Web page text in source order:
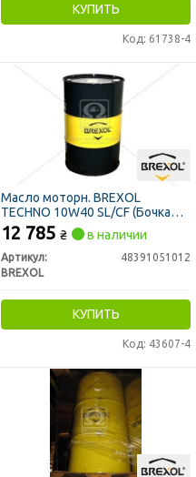
КУПИТЬ
Код: 61738-4
Масло моторн. BREXOL
TECHNO 10W40 SL/CF (Бочка
60л)
12 785 ₴ в наличии
Артикул:
48391051012
BREXOL
КУПИТЬ
Код: 43607-4